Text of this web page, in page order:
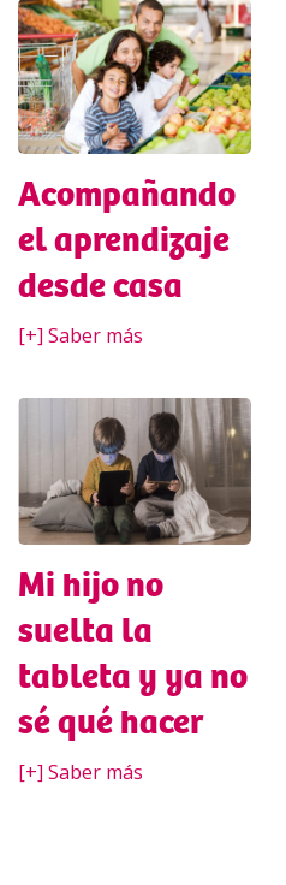
Acompañando
el aprendizaje
desde casa
[+] Saber más
Mi hijo no
suelta la
tableta y ya no
sé qué hacer
[+] Saber más